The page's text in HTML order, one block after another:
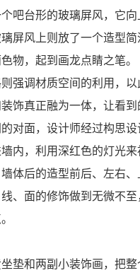
吧台形的玻璃屏风，它向
屏风上则放了一个造型简
物，起到画龙点睛之笔。
强调材质空间的利用，
饰真正融为一体，让看
对面，设计师经过构思
内，利用深红色的灯光
体后的造型前后、左右
、面的修饰做到无微不
垫和两副小装饰画，把